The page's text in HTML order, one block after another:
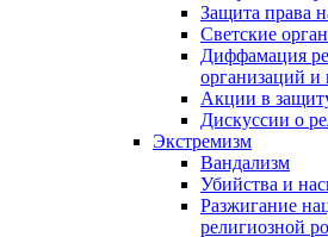
Защита права
Светские
Диффамация
организаций
Акции в
Дискуссии о
Экстремизм
Вандализм
Убийства и
Разжигание
религиозной